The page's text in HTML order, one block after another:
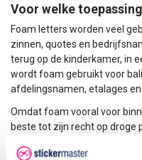
Foam wordt vaak gekozen
diepte, maar niet om een
hebben een ruimtelijk effect
hanteerbaar. Dat maakt
kantoren, winkels, beurzen
Voor welke
Foam letters worden veel
zinnen, quotes en
terug op de kinderkamer, in
Voor welke
Foam letters worden veel
zinnen, quotes en
terug op de kinderkamer, in
wordt foam gebruikt voor
afdelingsnamen, etalages
Omdat foam vooral voor
beste tot zijn recht op droge
wind, regen of